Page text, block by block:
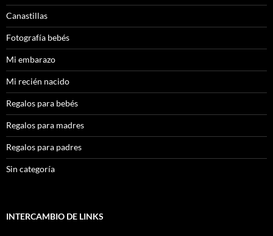
Canastillas
Fotografía bebés
Mi embarazo
Mi recién nacido
Regalos para bebés
Regalos para madres
Regalos para padres
Sin categoría
INTERCAMBIO DE LINKS